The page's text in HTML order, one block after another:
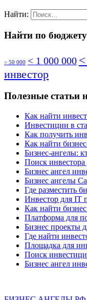
Найти:
Найти по
> 50 000 < 1 000 000
инвестор
Полезные статьи
Как найти
Инвестиции в
Как получить
Как найти
Бизнес-ангелы:
Поиск инвестора
Бизнес ангел
Бизнес ангелы
Где разместить
Инвестор для IT
Как найти бизнес
Платформа для
Бизнес проекты
Где найти
Площадка для
Поиск
Бизнес ангел